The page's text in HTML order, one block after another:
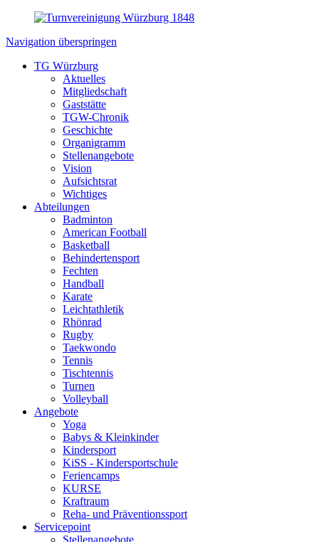
Navigation überspringen
TG Würzburg
Aktuelles
Mitgliedschaft
Gaststätte
TGW-Chronik
Geschichte
Organigramm
Stellenangebote
Vision
Aufsichtsrat
Wichtiges
Abteilungen
Badminton
American Football
Basketball
Behindertensport
Fechten
Handball
Karate
Leichtathletik
Rhönrad
Rugby
Taekwondo
Tennis
Tischtennis
Turnen
Volleyball
Angebote
Yoga
Babys & Kleinkinder
Kindersport
KiSS - Kindersportschule
Feriencamps
KURSE
Kraftraum
Reha- und Präventionssport
Servicepoint
Stellenangebote